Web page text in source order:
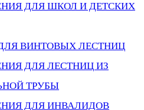
ДЛЯ ШКОЛ И ДЕТСКИХ
ВИНТОВЫХ ЛЕСТНИЦ
ДЛЯ ЛЕСТНИЦ ИЗ
ТРУБЫ
ДЛЯ ИНВАЛИДОВ